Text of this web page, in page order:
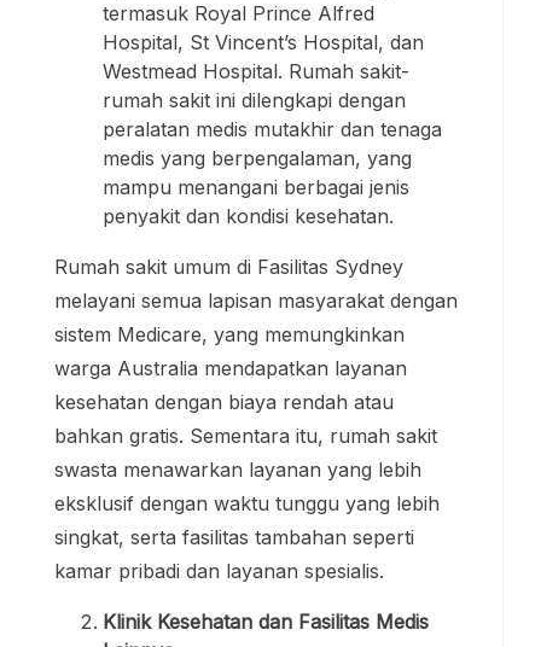
termasuk Royal Prince Alfred
Hospital, St Vincent’s Hospital, dan
Westmead Hospital. Rumah sakit-
rumah sakit ini dilengkapi dengan
peralatan medis mutakhir dan tenaga
medis yang berpengalaman, yang
mampu menangani berbagai jenis
penyakit dan kondisi kesehatan.
Rumah sakit umum di Fasilitas Sydney
melayani semua lapisan masyarakat dengan
sistem Medicare, yang memungkinkan
warga Australia mendapatkan layanan
kesehatan dengan biaya rendah atau
bahkan gratis. Sementara itu, rumah sakit
swasta menawarkan layanan yang lebih
eksklusif dengan waktu tunggu yang lebih
singkat, serta fasilitas tambahan seperti
kamar pribadi dan layanan spesialis.
Klinik Kesehatan dan Fasilitas Medis